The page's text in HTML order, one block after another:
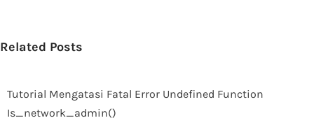
Related Posts
Tutorial Mengatasi Fatal Error Undefined Function
Is_network_admin()